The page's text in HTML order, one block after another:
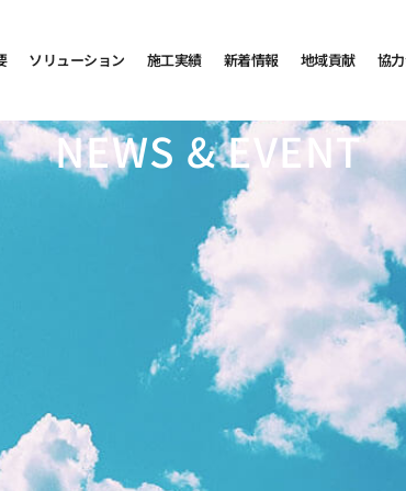
ソリューション 施工実績 新着情報 地域貢献 協
NEWS & EVENT